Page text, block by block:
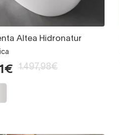
Altea Hidronatur
1.497,98€